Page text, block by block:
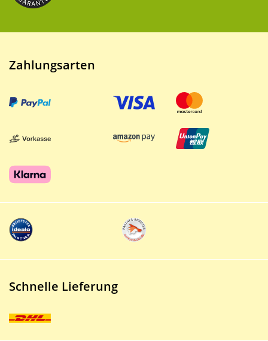
Zahlungsarten
Schnelle Lieferung